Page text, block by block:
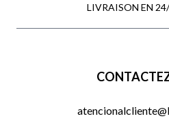
LIVRAISON EN